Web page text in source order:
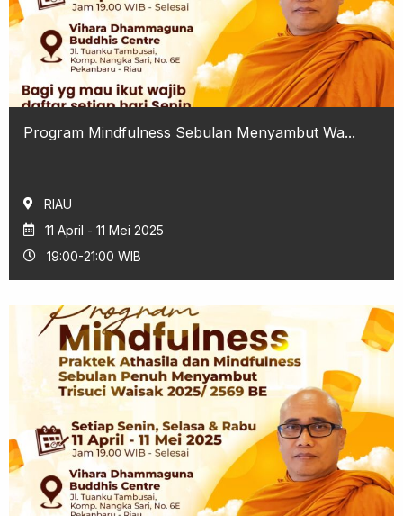
Program Mindfulness Sebulan Menyambut Wa...
RIAU
11 April - 11 Mei 2025
19:00-21:00 WIB